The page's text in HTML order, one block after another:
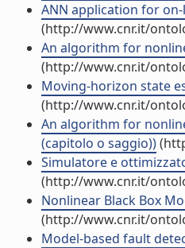
ANN application for
(http://www.cnr.it/
An algorithm for
(http://www.cnr.it/
Moving-horizon state
(http://www.cnr.it/
An algorithm for
(capitolo o saggio))
Simulatore e
(http://www.cnr.it/
Nonlinear Black Box
(http://www.cnr.it/
Model-based fault